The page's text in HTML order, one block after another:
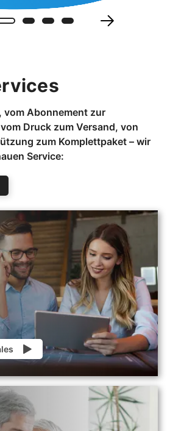
vom Abonnement zur
Druck zum Versand, von
zum Komplettpaket – wir
Service: